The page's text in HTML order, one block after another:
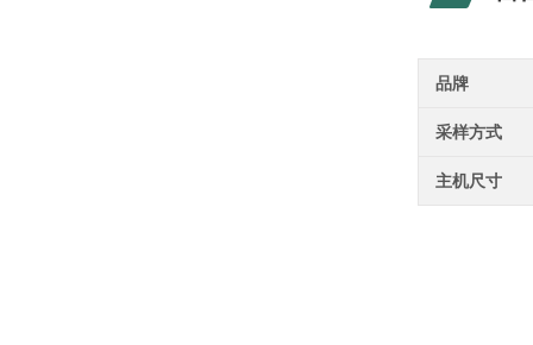
品牌
采样方式
主机尺寸